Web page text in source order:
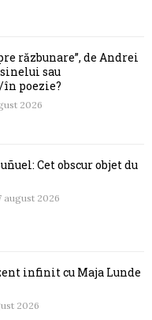
răzbunare”, de Andrei
sau
poezie?
2026
Cet obscur objet du
august 2026
infinit cu Maja Lunde
2026